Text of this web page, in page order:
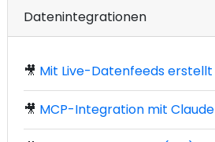
Datenintegrationen
🎥 Mit Live-Datenfeeds erstellt
🎥 MCP-Integration mit Claude